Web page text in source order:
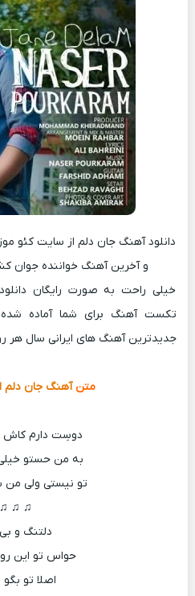
دانلود آهنگ جان دلم از سایت کئو
و آخرین آهنگ خواننده جوان
خیلی راحت به صورت رایگان
تکست آهنگ برای شما آماده شده
جدیدترین آهنگ های ایرانی سال هر
متنآهنگ جان دلم
دوسِت دارم کاش
به من حستو
تو نیستی ولی من
♫ ♫ ♫
دلتنگ و بی
حواس تو این
اصلا تو بگو